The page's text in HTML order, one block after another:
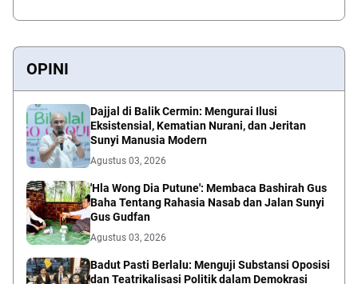
OPINI
Dajjal di Balik Cermin: Mengurai Ilusi
Eksistensial, Kematian Nurani, dan Jeritan
Sunyi Manusia Modern
Agustus 03, 2026
'Hla Wong Dia Putune': Membaca Bashirah Gus
Baha Tentang Rahasia Nasab dan Jalan Sunyi
Gus Gudfan
Agustus 03, 2026
Badut Pasti Berlalu: Menguji Substansi Oposisi
dan Teatrikalisasi Politik dalam Demokrasi